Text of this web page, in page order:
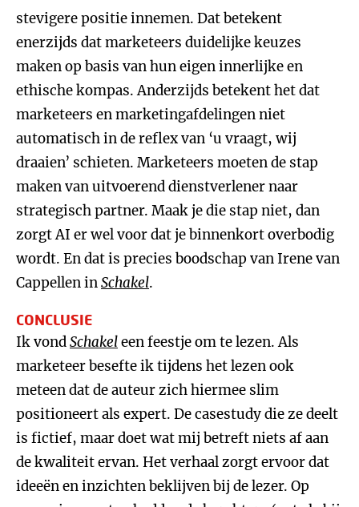
stevigere positie innemen. Dat betekent
enerzijds dat marketeers duidelijke keuzes
maken op basis van hun eigen innerlijke en
ethische kompas. Anderzijds betekent het dat
marketeers en marketingafdelingen niet
automatisch in de reflex van ‘u vraagt, wij
draaien’ schieten. Marketeers moeten de stap
maken van uitvoerend dienstverlener naar
strategisch partner. Maak je die stap niet, dan
zorgt AI er wel voor dat je binnenkort overbodig
wordt. En dat is precies boodschap van Irene van
Cappellen inSchakel.
CONCLUSIE
Ik vondSchakeleen feestje om te lezen. Als
marketeer besefte ik tijdens het lezen ook
meteen dat de auteur zich hiermee slim
positioneert als expert. De casestudy die ze deelt
is fictief, maar doet wat mij betreft niets af aan
de kwaliteit ervan. Het verhaal zorgt ervoor dat
ideeën en inzichten beklijven bij de lezer. Op